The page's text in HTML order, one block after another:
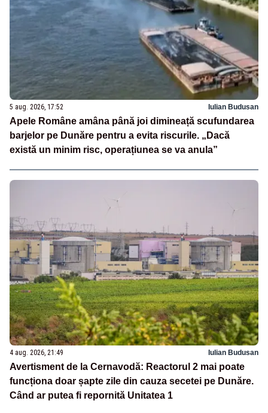
5 aug. 2026, 17:52 Iulian Budusan
Apele Române amâna până joi dimineață scufundarea
barjelor pe Dunăre pentru a evita riscurile. „Dacă
există un minim risc, operațiunea se va anula”
4 aug. 2026, 21:49 Iulian Budusan
Avertisment de la Cernavodă: Reactorul 2 mai poate
funcționa doar șapte zile din cauza secetei pe Dunăre.
Când ar putea fi repornită Unitatea 1